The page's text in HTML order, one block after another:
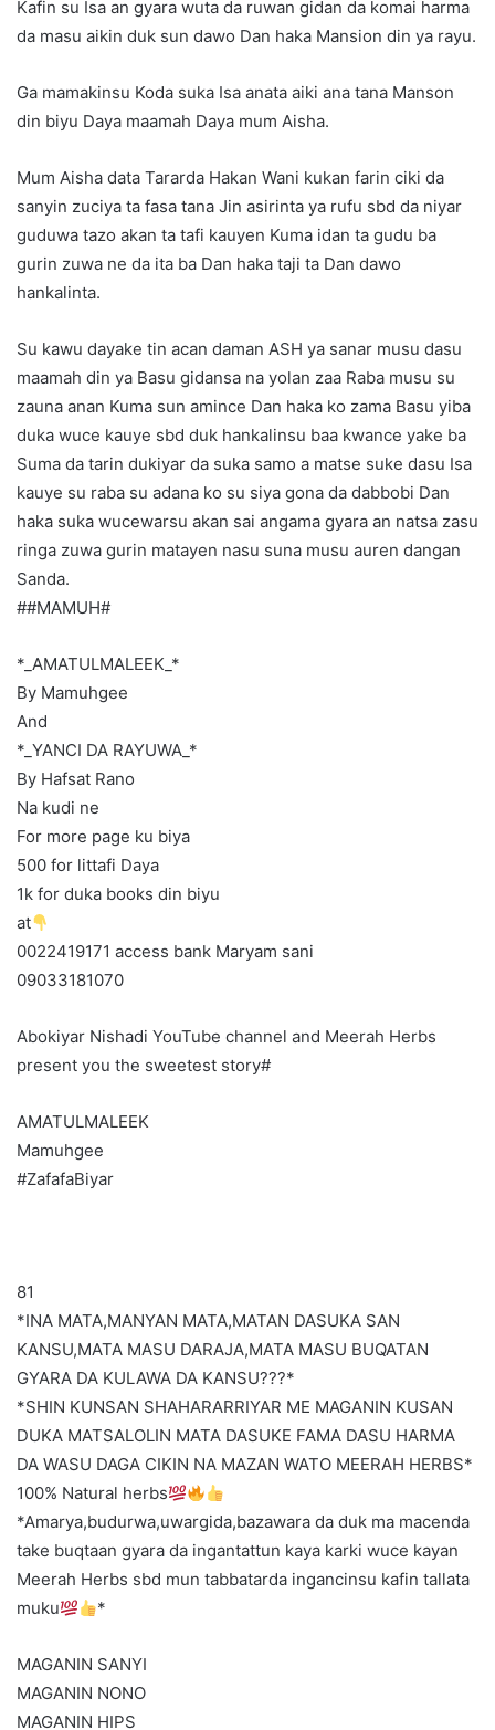
Kafin su Isa an gyara wuta da ruwan gidan da komai harma
da masu aikin duk sun dawo Dan haka Mansion din ya rayu.
Ga mamakinsu Koda suka Isa anata aiki ana tana Manson
din biyu Daya maamah Daya mum Aisha.
Mum Aisha data Tararda Hakan Wani kukan farin ciki da
sanyin zuciya ta fasa tana Jin asirinta ya rufu sbd da niyar
guduwa tazo akan ta tafi kauyen Kuma idan ta gudu ba
gurin zuwa ne da ita ba Dan haka taji ta Dan dawo
hankalinta.
Su kawu dayake tin acan daman ASH ya sanar musu dasu
maamah din ya Basu gidansa na yolan zaa Raba musu su
zauna anan Kuma sun amince Dan haka ko zama Basu yiba
duka wuce kauye sbd duk hankalinsu baa kwance yake ba
Suma da tarin dukiyar da suka samo a matse suke dasu Isa
kauye su raba su adana ko su siya gona da dabbobi Dan
haka suka wucewarsu akan sai angama gyara an natsa zasu
ringa zuwa gurin matayen nasu suna musu auren dangan
Sanda.
##MAMUH#
*_AMATULMALEEK_*
By Mamuhgee
And
*_YANCI DA RAYUWA_*
By Hafsat Rano
Na kudi ne
For more page ku biya
500 for littafi Daya
1k for duka books din biyu
at
0022419171 access bank Maryam sani
09033181070
Abokiyar Nishadi YouTube channel and Meerah Herbs
present you the sweetest story#
AMATULMALEEK
Mamuhgee
#ZafafaBiyar
81
*INA MATA,MANYAN MATA,MATAN DASUKA SAN
KANSU,MATA MASU DARAJA,MATA MASU BUQATAN
GYARA DA KULAWA DA KANSU???*
*SHIN KUNSAN SHAHARARRIYAR ME MAGANIN KUSAN
DUKA MATSALOLIN MATA DASUKE FAMA DASU HARMA
DA WASU DAGA CIKIN NA MAZAN WATO MEERAH HERBS*
100% Natural herbs
*Amarya,budurwa,uwargida,bazawara da duk ma macenda
take buqtaan gyara da ingantattun kaya karki wuce kayan
Meerah Herbs sbd mun tabbatarda ingancinsu kafin tallata
muku
*
MAGANIN SANYI
MAGANIN NONO
MAGANIN HIPS